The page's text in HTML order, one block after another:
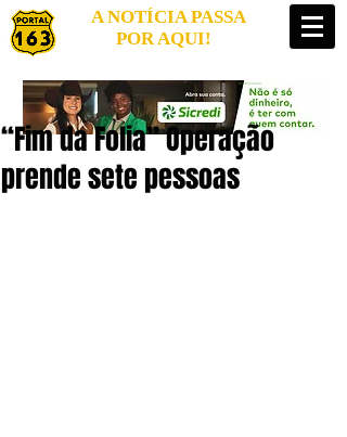
A NOTÍCIA PASSA
POR AQUI!
“Fim da Folia” Operação
prende sete pessoas